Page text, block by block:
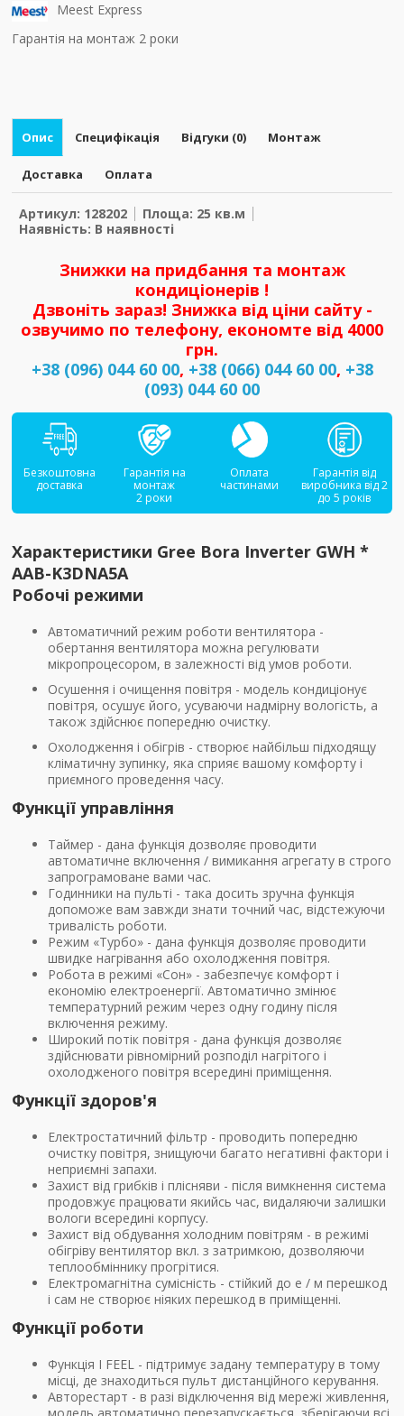
Meest Express
Гарантія на монтаж 2 роки
Опис Специфікація Відгуки (0) Монтаж
Доставка Оплата
Артикул: 128202
Площа: 25 кв.м
Наявність: В наявності
Знижки на придбання та монтаж
кондиціонерів !
Дзвоніть зараз! Знижка від ціни сайту -
озвучимо по телефону, економте від 4000
грн.
+38 (096) 044 60 00, +38 (066) 044 60 00, +38
(093) 044 60 00
Безкоштовна
доставка
Гарантія на
монтаж
2 роки
Оплата
частинами
Гарантія від
виробника від 2
до 5 років
Характеристики Gree Bora Inverter GWH *
AAB-K3DNA5A
Робочі режими
Автоматичний режим роботи вентилятора -
обертання вентилятора можна регулювати
мікропроцесором, в залежності від умов роботи.
Осушення і очищення повітря - модель кондиціонує
повітря, осушує його, усуваючи надмірну вологість, а
також здійснює попередню очистку.
Охолодження і обігрів - створює найбільш підходящу
кліматичну зупинку, яка сприяє вашому комфорту і
приємного проведення часу.
Функції управління
Таймер - дана функція дозволяє проводити
автоматичне включення / вимикання агрегату в строго
запрограмоване вами час.
Годинники на пульті - така досить зручна функція
допоможе вам завжди знати точний час, відстежуючи
тривалість роботи.
Режим «Турбо» - дана функція дозволяє проводити
швидке нагрівання або охолодження повітря.
Робота в режимі «Сон» - забезпечує комфорт і
економію електроенергії. Автоматично змінює
температурний режим через одну годину після
включення режиму.
Широкий потік повітря - дана функція дозволяє
здійснювати рівномірний розподіл нагрітого і
охолодженого повітря всередині приміщення.
Функції здоров'я
Електростатичний фільтр - проводить попередню
очистку повітря, знищуючи багато негативні фактори і
неприємні запахи.
Захист від грибків і плісняви - після вимкнення система
продовжує працювати якийсь час, видаляючи залишки
вологи всередині корпусу.
Захист від обдування холодним повітрям - в режимі
обігріву вентилятор вкл. з затримкою, дозволяючи
теплообміннику прогрітися.
Електромагнітна сумісність - стійкий до е / м перешкод
і сам не створює ніяких перешкод в приміщенні.
Функції роботи
Функція I FEEL - підтримує задану температуру в тому
місці, де знаходиться пульт дистанційного керування.
Авторестарт - в разі відключення від мережі живлення,